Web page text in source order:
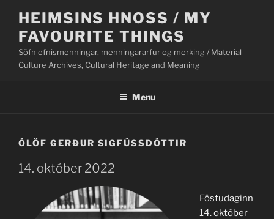
content
HEIMSINS HNOSS / MY
FAVOURITE THINGS
Söfn efnismenningar, menningararfur og merking / Material
Culture Archives, Cultural Heritage and Meaning
Menu
ÓLÖF GERÐUR SIGFÚSSDÓTTIR
14. október 2022
Föstudaginn
14. október